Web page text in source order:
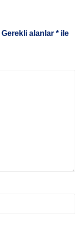
Gerekli alanlar * ile